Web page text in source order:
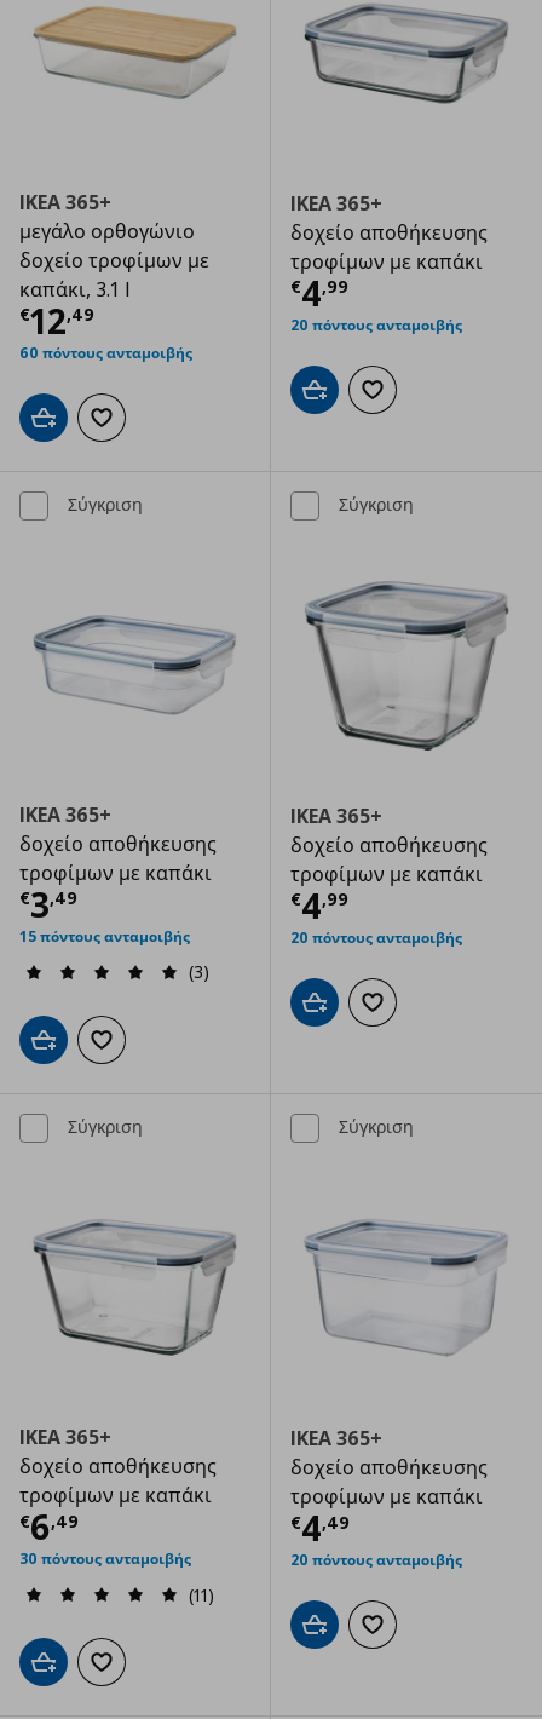
IKEA 365+
μεγάλο ορθογώνιο
δοχείο τροφίμων με
καπάκι, 3.1 l
€12,49
Τρέχουσα τιμή € 12,49
60 πόντους ανταμοιβής
Προσθήκη στο καλάθι
Προσθήκη στα αγαπημένα
IKEA 365+
δοχείο αποθήκευσης
τροφίμων με καπάκι
€4,99
Τρέχουσα
20 πόντους ανταμοιβής
Προσθήκη στο καλάθι
Προσθήκη στα
Σύγκριση
IKEA 365+
δοχείο αποθήκευσης
τροφίμων με καπάκι
€3,49
Τρέχουσα τιμή € 3,49
15 πόντους ανταμοιβής
(3)
Προσθήκη στο καλάθι
Προσθήκη στα αγαπημένα
Σύγκριση
IKEA 365+
δοχείο αποθήκευσης
τροφίμων με καπάκι
€4,99
Τρέχουσα
20 πόντους ανταμοιβής
Προσθήκη στο καλάθι
Προσθήκη στα
Σύγκριση
IKEA 365+
δοχείο αποθήκευσης
τροφίμων με καπάκι
€6,49
Τρέχουσα τιμή € 6,49
30 πόντους ανταμοιβής
(11)
Προσθήκη στο καλάθι
Προσθήκη στα αγαπημένα
Σύγκριση
IKEA 365+
δοχείο αποθήκευσης
τροφίμων με καπάκι
€4,49
Τρέχουσα
20 πόντους ανταμοιβής
Προσθήκη στο καλάθι
Προσθήκη στα